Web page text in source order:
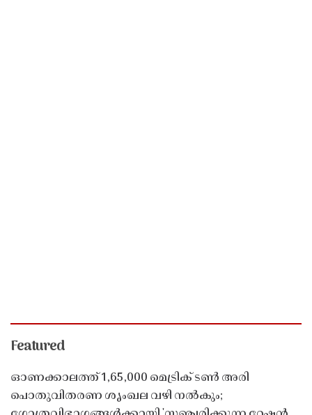
Featured
ഓണക്കാലത്ത് 1,65,000 മെട്രിക് ടൺ അരി
പൊതുവിതരണ ശൃംഖല വഴി നൽകും;